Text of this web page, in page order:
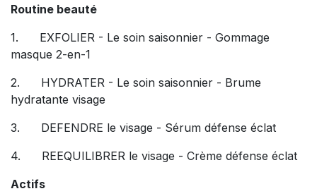
Routine beauté
1. EXFOLIER - Le soin saisonnier - Gommage
masque 2-en-1
2. HYDRATER - Le soin saisonnier - Brume
hydratante visage
3. DEFENDRE le visage - Sérum défense éclat
4. REEQUILIBRER le visage - Crème défense éclat
Actifs